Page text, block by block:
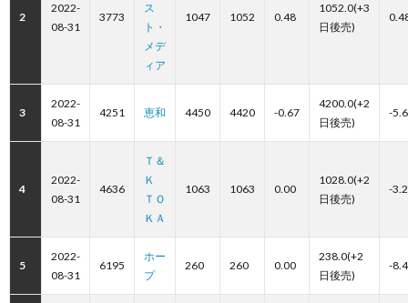
2
2022-
08-31
3773
ス
ト・
メデ
ィア
1047 1052 0.48
1052.0(+3
日後売)
3
2022-
08-31
4251 恵和 4450 4420 -0.67
4200.0(+2
日後売)
-
4
2022-
08-31
4636
Ｔ＆
Ｋ
ＴＯ
ＫＡ
1063 1063 0.00
1028.0(+2
日後売)
-
5
2022-
08-31
6195
ホー
プ
260 260 0.00
238.0(+2
日後売)
-